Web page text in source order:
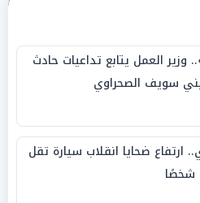
وزير العمل يتابع تداعيات حادث
سويف الصحراوي
ارتفاع ضحايا انقلاب سيارة تقل